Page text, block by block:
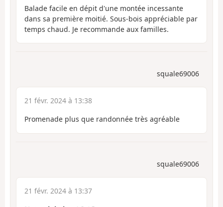
Balade facile en dépit d'une montée incessante
dans sa première moitié. Sous-bois appréciable par
temps chaud. Je recommande aux familles.
squale69006
21 févr. 2024 à 13:38
Promenade plus que randonnée très agréable
squale69006
21 févr. 2024 à 13:37